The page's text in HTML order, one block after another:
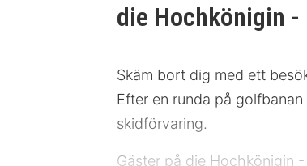
die Hochkönigin
Skäm bort dig med ett
Efter en runda på
skidförvaring.
Gäster på die Hochkönigin